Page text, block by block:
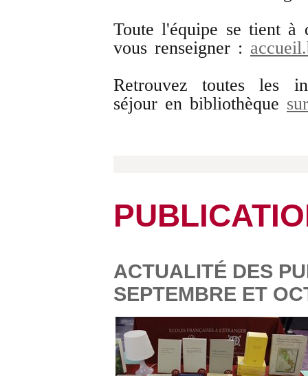
Toute l'équipe se tient à
vous renseigner :
Retrouvez toutes les
séjour en bibliothèque
ACTUALITÉ DES
SEPTEMBRE ET